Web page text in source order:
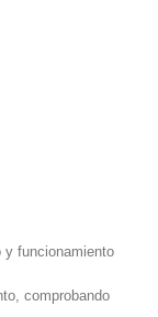
y funcionamiento
comprobando